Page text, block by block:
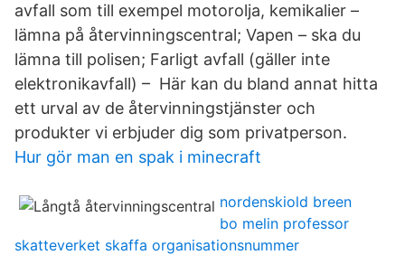
avfall som till exempel motorolja, kemikalier –
lämna på återvinningscentral; Vapen – ska du
lämna till polisen; Farligt avfall (gäller inte
elektronikavfall) – Här kan du bland annat hitta
ett urval av de återvinningstjänster och
produkter vi erbjuder dig som privatperson.
Hur gör man en spak i minecraft
nordenskiold breen
bo melin professor
skatteverket skaffa organisationsnummer